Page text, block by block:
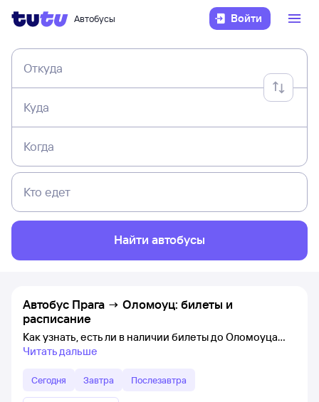
Автобусы Войти
Откуда
Куда
Когда
Кто едет
Найти автобусы
Автобус Прага → Оломоуц: билеты и
расписание
Как узнать, есть ли в наличии билеты до Оломоуца
Читать дальше
Сегодня Завтра Послезавтра